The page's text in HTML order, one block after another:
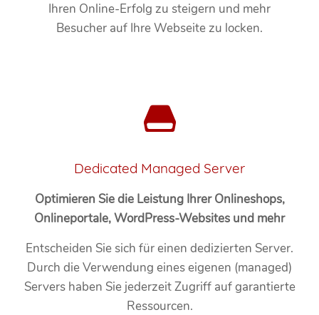
Ihren Online-Erfolg zu steigern und mehr
Besucher auf Ihre Webseite zu locken.
Dedicated Managed Server
Optimieren Sie die Leistung Ihrer Onlineshops,
Onlineportale, WordPress-Websites und mehr
Entscheiden Sie sich für einen dedizierten Server.
Durch die Verwendung eines eigenen (managed)
Servers haben Sie jederzeit Zugriff auf garantierte
Ressourcen.